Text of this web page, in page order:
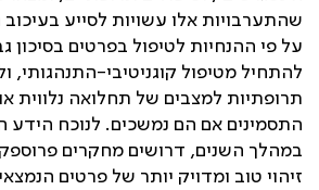
שהתערבויות אלו עשויות לסייע
על פי ההנחיות לטיפול בפרטים בסיכון
להתחיל מטיפול קוגניטיבי-התנהגותי,
תרופתיות למצבים של תחלואה נלווית או
התסמינים אם הם נמשכים. לנוכח הידע
במהלך השנים, דרושים מחקרים
זיהוי טוב ומדויק יותר של פרטים